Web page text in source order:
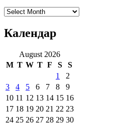
Архиве
Календар
August 2026
M T W T F S
S
1
2
3
4 5 6 7 8
9
10 11 12 13 14 15 16
17 18 19 20 21 22 23
24 25 26 27 28 29 30